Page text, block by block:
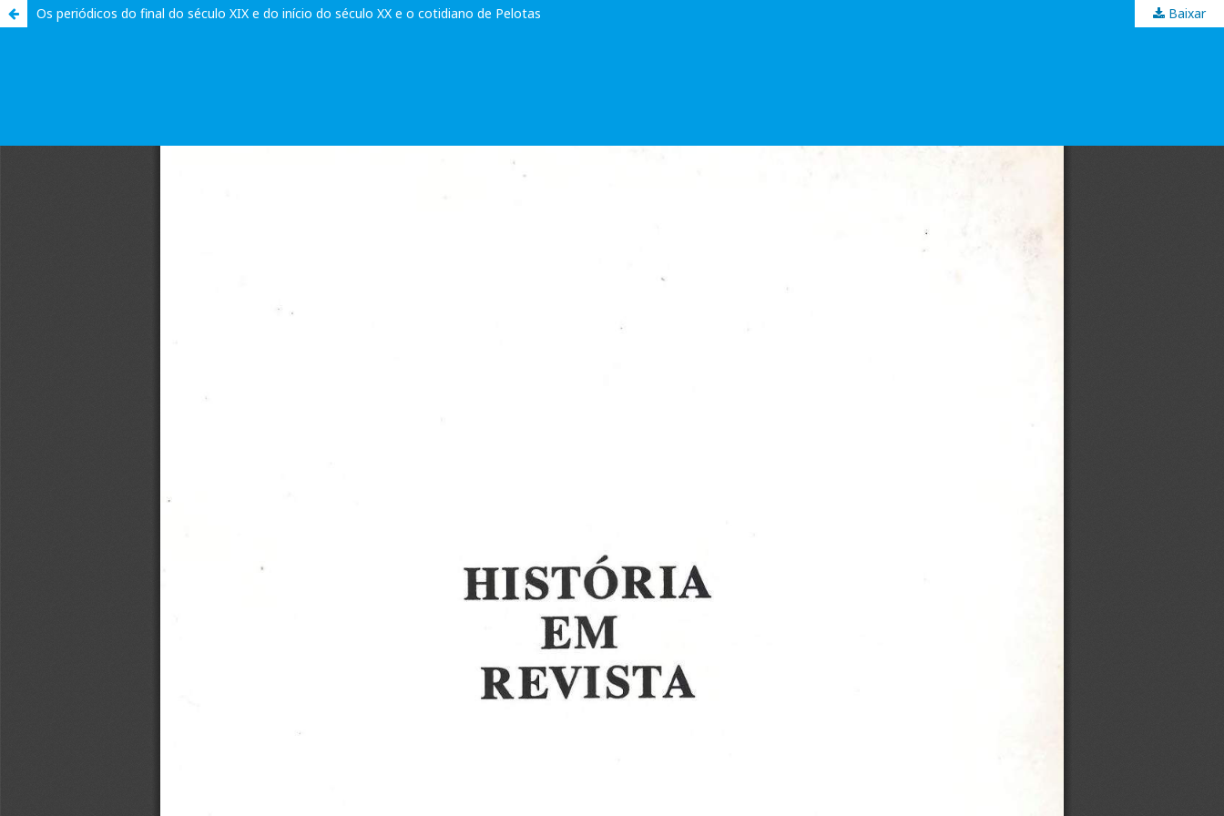
Os periódicos do final do século XIX e do início do século XX e o cotidiano de Pelotas Baixar